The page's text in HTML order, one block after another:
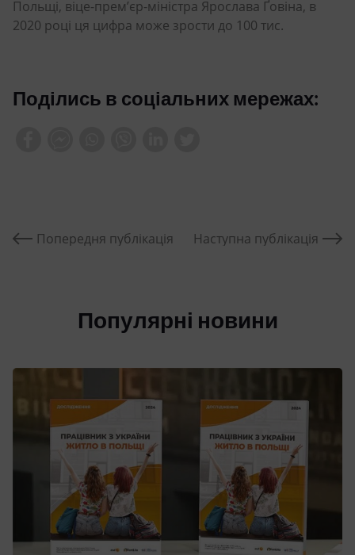
Польщі, віце-прем’єр-міністра Ярослава Ґовіна, в
2020 році ця цифра може зрости до 100 тис.
Поділись в соціальних мережах:
Попередня публікація Наступна публікація
Популярні новини